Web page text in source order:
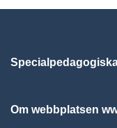
Om webbplatsen